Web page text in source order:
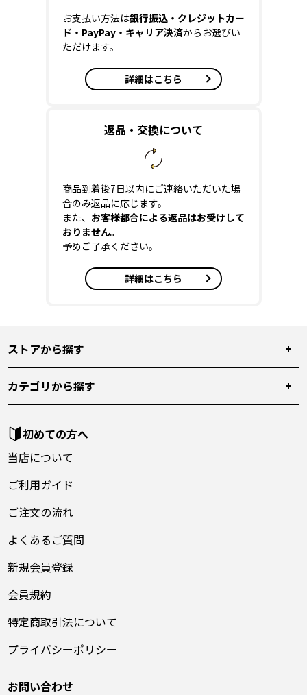
お支払い方法は銀行振込・クレジットカー
ド・PayPay・キャリア決済からお選びい
ただけます。
詳細はこちら
返品・交換について
商品到着後7日以内にご連絡いただいた場
合のみ返品に応じます。
また、 お客様都合による返品はお受けして
おりません。
予めご了承ください。
詳細はこちら
ストアから探す
カテゴリから探す
初めての方へ
当店について
ご利用ガイド
ご注文の流れ
よくあるご質問
新規会員登録
会員規約
特定商取引法について
プライバシーポリシー
お問い合わせ